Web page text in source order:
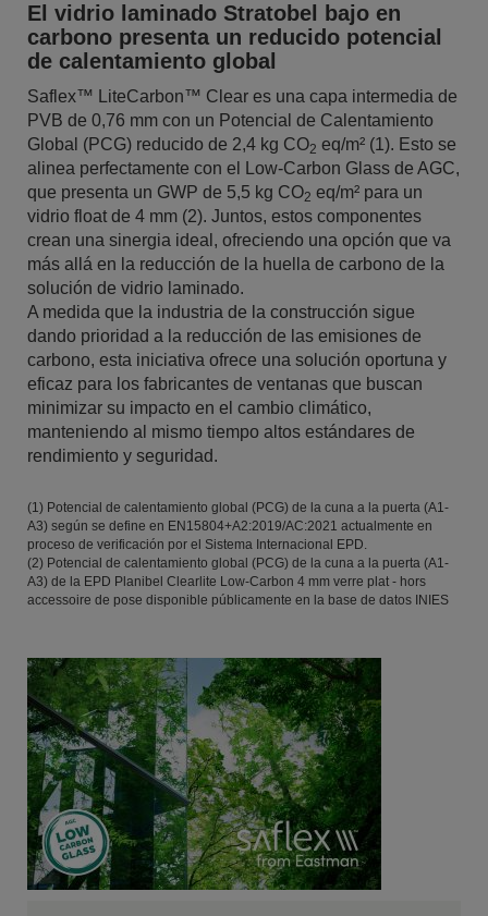
El vidrio laminado Stratobel bajo en
carbono presenta un reducido potencial
de calentamiento global
Saflex™ LiteCarbon™ Clear es una capa intermedia de
PVB de 0,76 mm con un Potencial de Calentamiento
Global (PCG) reducido de 2,4 kg CO2 eq/m² (1). Esto se
alinea perfectamente con el Low-Carbon Glass de AGC,
que presenta un GWP de 5,5 kg CO2 eq/m² para un
vidrio float de 4 mm (2). Juntos, estos componentes
crean una sinergia ideal, ofreciendo una opción que va
más allá en la reducción de la huella de carbono de la
solución de vidrio laminado.
A medida que la industria de la construcción sigue
dando prioridad a la reducción de las emisiones de
carbono, esta iniciativa ofrece una solución oportuna y
eficaz para los fabricantes de ventanas que buscan
minimizar su impacto en el cambio climático,
manteniendo al mismo tiempo altos estándares de
rendimiento y seguridad.
(1) Potencial de calentamiento global (PCG) de la cuna a la puerta (A1-
A3) según se define en EN15804+A2:2019/AC:2021 actualmente en
proceso de verificación por el Sistema Internacional EPD.
(2) Potencial de calentamiento global (PCG) de la cuna a la puerta (A1-
A3) de la EPD Planibel Clearlite Low-Carbon 4 mm verre plat - hors
accessoire de pose disponible públicamente en la base de datos INIES